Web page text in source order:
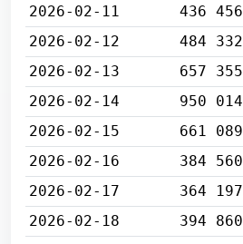
2026-02-11
436 456
2026-02-12
484 332
2026-02-13
657 355
2026-02-14
950 014
2026-02-15
661 089
2026-02-16
384 560
2026-02-17
364 197
2026-02-18
394 860